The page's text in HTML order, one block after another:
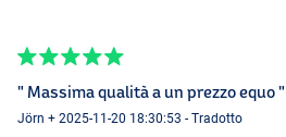
" Massima qualità a un prezzo equo "
Jörn + 2025-11-20 18:30:53 - Tradotto